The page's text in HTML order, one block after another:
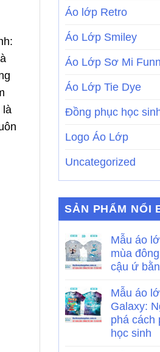
là
Áo lớp Retro
Áo Lớp Smiley
Áo Lớp Sơ Mi
Áo Lớp Tie Dye
Đồng phục học
Logo Áo Lớp
Uncategorized
SẢN PHẨM NỔI
Mẫu áo
mùa
cậu ứ
Mẫu áo
Galaxy:
phá cách
học sinh